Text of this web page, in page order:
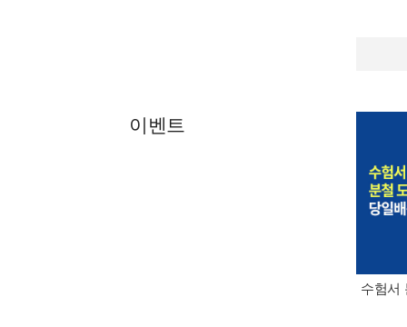
이벤트
수험서